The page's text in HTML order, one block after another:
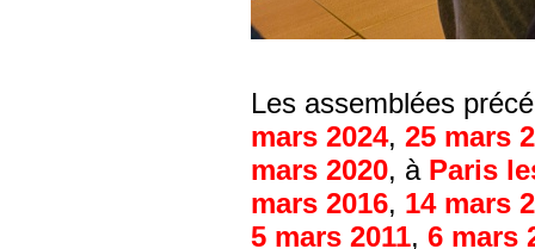
Les assemblées
mars 2024, 25 mars
mars 2020, à Paris
mars 2016, 14 mars
5 mars 2011, 6 mars